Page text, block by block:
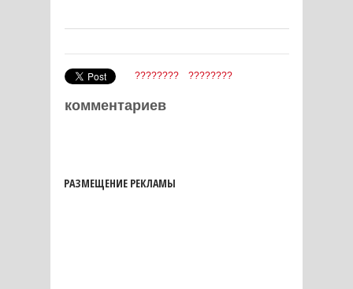
???????? ????????
комментариев
РАЗМЕЩЕНИЕ РЕКЛАМЫ